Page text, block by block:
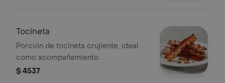
Tocineta
Porción de tocineta crujiente, ideal
como acompañamiento.
$ 4537